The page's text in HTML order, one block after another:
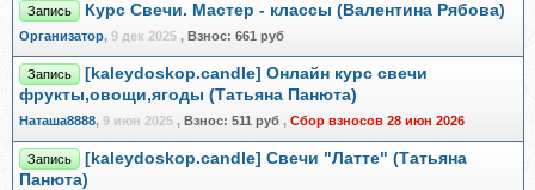
Запись Курс Свечи. Мастер - классы (Валентина Рябова)
Организатор, 9 дек 2025 , Взнос: 661 руб
Запись
[kaleydoskop.candle] Онлайн курс свечи
фрукты,овощи,ягоды (Татьяна Панюта)
Наташа8888, 9 июн 2025 , Взнос: 511 руб , Сбор взносов 28 июн 2026
Запись
[kaleydoskop.candle] Свечи "Латте" (Татьяна
Панюта)